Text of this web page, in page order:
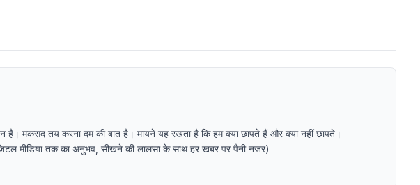
है। मकसद तय करना दम की बात है। मायने यह रखता है कि हम क्या छापते हैं और क्या नहीं छापते।
मीडिया तक का अनुभव, सीखने की लालसा के साथ हर खबर पर पैनी नजर)